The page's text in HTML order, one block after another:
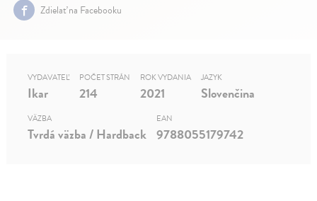
Zdielať na Facebooku
VYDAVATEĽ
Ikar
POČET STRÁN
214
ROK VYDANIA
2021
JAZYK
Slovenčina
VÄZBA
Tvrdá väzba / Hardback
EAN
9788055179742